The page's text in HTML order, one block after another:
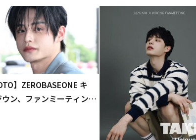
】ZEROBASEONE キ
ン、ファンミーティング